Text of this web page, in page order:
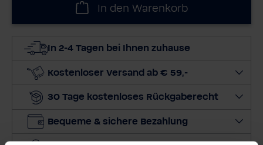
e
e
e
g
e
In den Warenkorb
In 2-4 Tagen bei Ihnen zuhause
Kostenloser Versand ab € 59,-
30 Tage kostenloses Rückgaberecht
Bequeme & sichere Bezahlung